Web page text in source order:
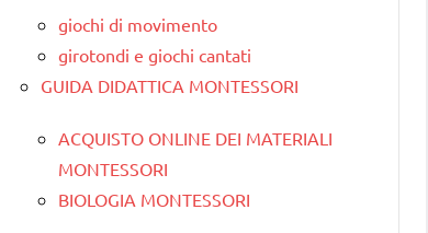
giochi di movimento
girotondi e giochi cantati
GUIDA DIDATTICA MONTESSORI
ACQUISTO ONLINE DEI MATERIALI
MONTESSORI
BIOLOGIA MONTESSORI